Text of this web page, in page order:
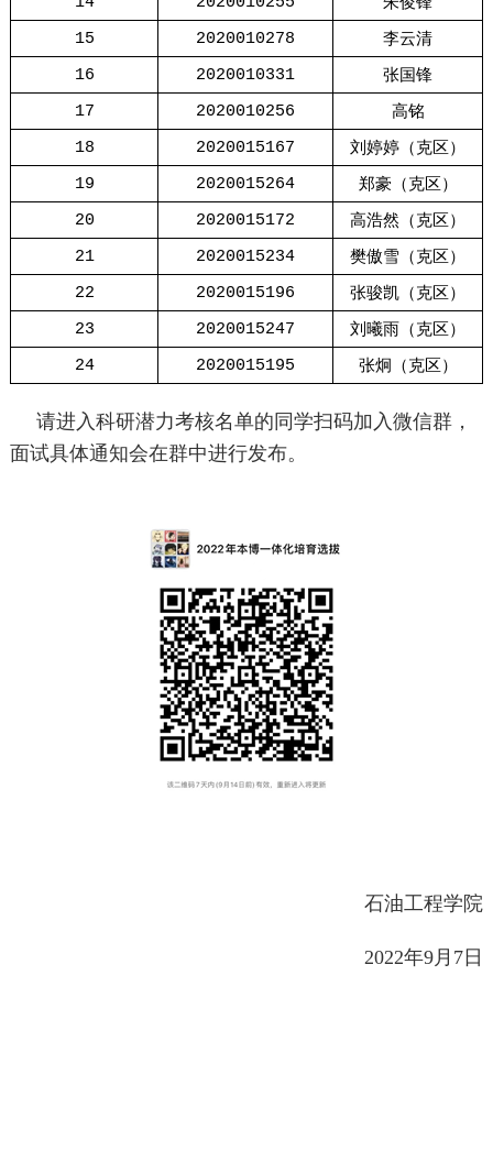
15
2020010278
李云清
16
2020010331
张国锋
17
2020010256
高铭
18
2020015167
刘婷婷（克区）
19
2020015264
郑豪（克区）
20
2020015172
高浩然（克区）
21
2020015234
樊傲雪（克区）
22
2020015196
张骏凯（克区）
23
2020015247
刘曦雨（克区）
24
2020015195 张炯（克区）
请进入科研潜力考核名单的同学扫码加入微信群，
面试具体通知会在群中进行发布。
石油工程学院
2022年9月7日